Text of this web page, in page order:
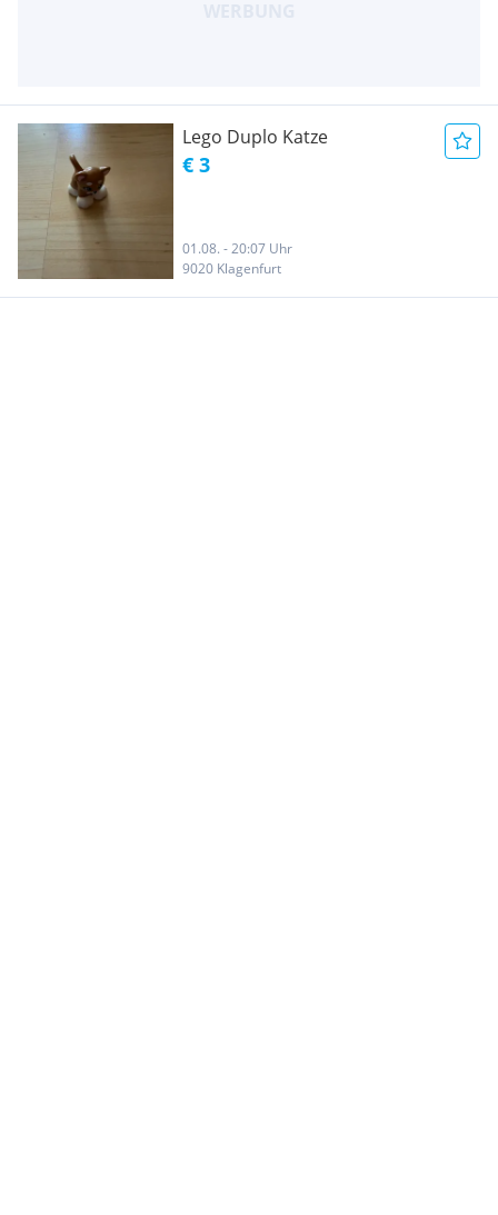
Lego Duplo Katze
€ 3
01.08. - 20:07 Uhr
9020 Klagenfurt